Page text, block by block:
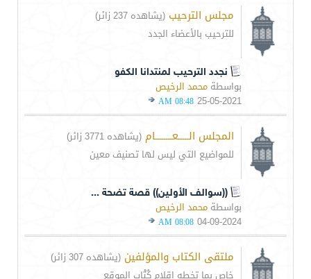
مجلس الترحيب (يشاهده 237 زائر)
للترحيب بالأعضاء الجدد
نجدد الترحيب لمنتدانا الكفو
بواسطة محمد الرخيص
25-05-2021
08:48 AM
المجلس الـــــعــــــــام (يشاهده 3771 زائر)
للمواضيع التي ليس لها تصنيف معين
((سوالف الأولين)) قصة تضحة ...
بواسطة محمد الرخيص
04-09-2024
08:08 AM
ملتقى الكتاب والمؤلفين (يشاهده 307 زائر)
خاص بما تخطه اقلام كُتْاب الموقع